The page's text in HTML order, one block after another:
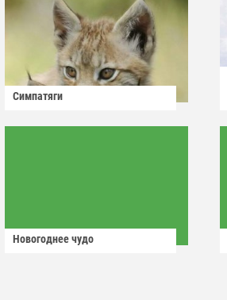
Симпатяги
Новогоднее чудо